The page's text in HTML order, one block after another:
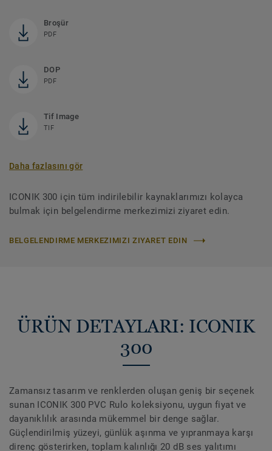
Broşür
PDF
DOP
PDF
Tif Image
TIF
Daha fazlasını gör
ICONIK 300 için tüm indirilebilir kaynaklarımızı kolayca
bulmak için belgelendirme merkezimizi ziyaret edin.
BELGELENDIRME MERKEZIMIZI ZIYARET EDIN
ÜRÜN DETAYLARI: ICONIK
300
Zamansız tasarım ve renklerden oluşan geniş bir seçenek
sunan ICONIK 300 PVC Rulo koleksiyonu, uygun fiyat ve
dayanıklılık arasında mükemmel bir denge sağlar.
Güçlendirilmiş yüzeyi, günlük aşınma ve yıpranmaya karşı
direnç gösterirken, toplam kalınlığı 20 dB ses yalıtımı